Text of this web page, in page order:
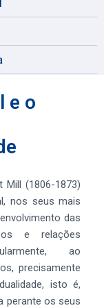
e o
(1806-1873)
nos seus mais
das
e relações
ao
precisamente
isto é,
perante os seus